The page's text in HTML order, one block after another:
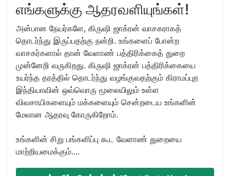
எங்களுக்கு ஆதரவளியுங்கள்!
அன்பான நேயர்களே, கிருஷி ஜாக்ரன் வாசகராகத்
தொடர்ந்து இருப்பதற்கு நன்றி. உங்களைப் போன்ற
வாசகர்களால் தான் வேளாண் பத்திரிக்கைத் துறை
முன்னேறி வருகிறது. கிருஷி ஜாக்ரன் பத்திரிக்கையை
உயர்ந்த தரத்தில் தொடர்ந்து வழங்குவதற்கும் கிராமப்புற
இந்தியாவின் ஒவ்வொரு மூலையிலும் உள்ள
விவசாயிகளையும் மக்களையும் சென்றடைய உங்களின்
மேலான ஆதரவு கோருகிறோம்.
உங்களின் சிறு பங்களிப்பு கூட வேளாண் துறையை
மாற்றியமைக்கும்....